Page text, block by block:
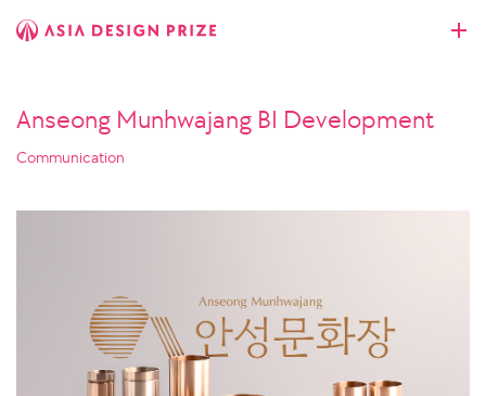
Anseong Munhwajang BI Development
Communication